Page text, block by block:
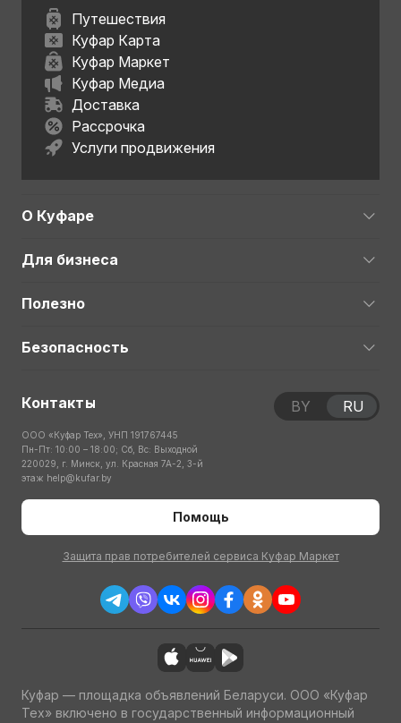
Путешествия
Куфар Карта
Куфар Маркет
Куфар Медиа
Доставка
Рассрочка
Услуги продвижения
О Куфаре
Для бизнеса
Полезно
Безопасность
Контакты
ООО «Куфар Тех», УНП 191767445
Пн-Пт: 10:00 – 18:00; Сб, Вс: Выходной
220029, г. Минск, ул. Красная 7А-2, 3-й
этаж help@kufar.by
Помощь
Защита прав потребителей сервиса Куфар Маркет
BY RU
Куфар — площадка объявлений Беларуси. ООО «Куфар
Тех» включено в государственный информационный